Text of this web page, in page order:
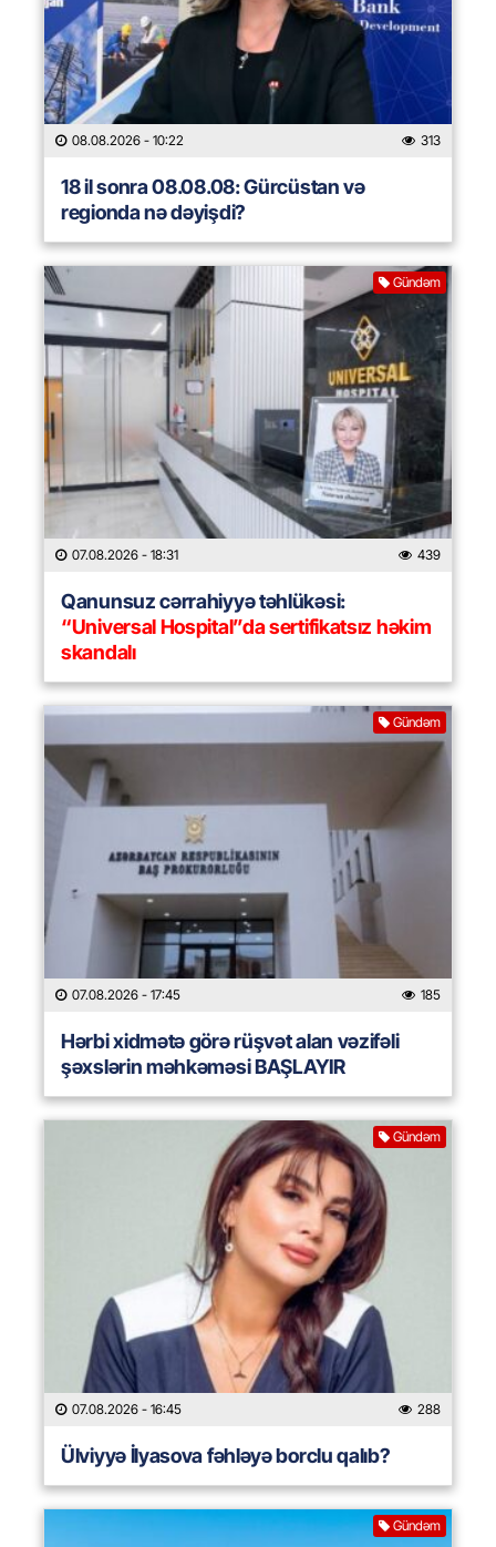
08.08.2026 - 10:22 313
18 il sonra 08.08.08: Gürcüstan və
regionda nə dəyişdi?
Gündəm
07.08.2026 - 18:31 439
Qanunsuz cərrahiyyə təhlükəsi:
“Universal Hospital”da sertifikatsız həkim
skandalı
Gündəm
07.08.2026 - 17:45 185
Hərbi xidmətə görə rüşvət alan vəzifəli
şəxslərin məhkəməsi BAŞLAYIR
Gündəm
07.08.2026 - 16:45 288
Ülviyyə İlyasova fəhləyə borclu qalıb?
Gündəm